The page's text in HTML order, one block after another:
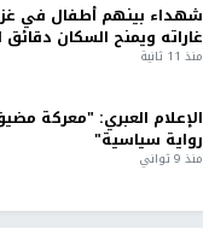
شهداء بينهم أطفال في
غاراته ويمنح السكان دقائق
منذ 11 ثانية
الإعلام العبري: "معركة
رواية سياسية"
منذ 9 ثواني